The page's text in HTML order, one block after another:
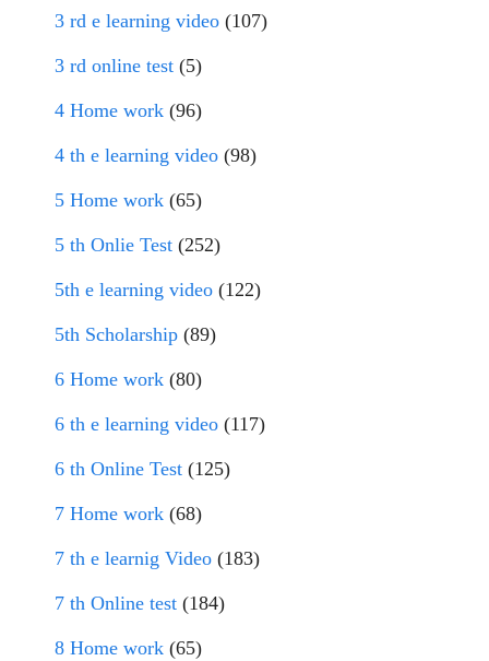
3 rd e learning video (107)
3 rd online test (5)
4 Home work (96)
4 th e learning video (98)
5 Home work (65)
5 th Onlie Test (252)
5th e learning video (122)
5th Scholarship (89)
6 Home work (80)
6 th e learning video (117)
6 th Online Test (125)
7 Home work (68)
7 th e learnig Video (183)
7 th Online test (184)
8 Home work (65)